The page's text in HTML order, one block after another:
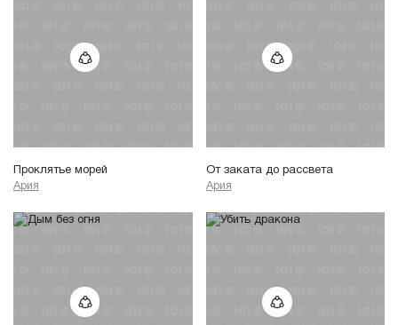
Проклятье морей
Ария
От заката до рассвета
Ария